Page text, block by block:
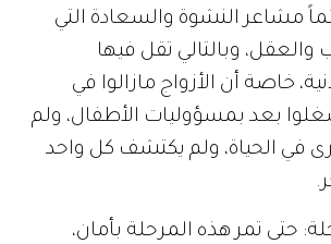
مشاعر النشوة والسعادة التي
وبالتالي تقل فيها
خاصة أن الأزواج مازالوا في
بعد بمسؤوليات الأطفال، ولم
في الحياة، ولم يكتشف كل واحد
حتى تمر هذه المرحلة بأمان،